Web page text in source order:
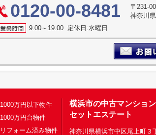
0120-00-8481
〒231-
神奈川
9:00～19:00 定休日:水曜日
1000万円以下物件
1000万円台物件
リフォーム済み物件
横浜市の中古マンショ
セットエステート
神奈川県横浜市中区尾上町３